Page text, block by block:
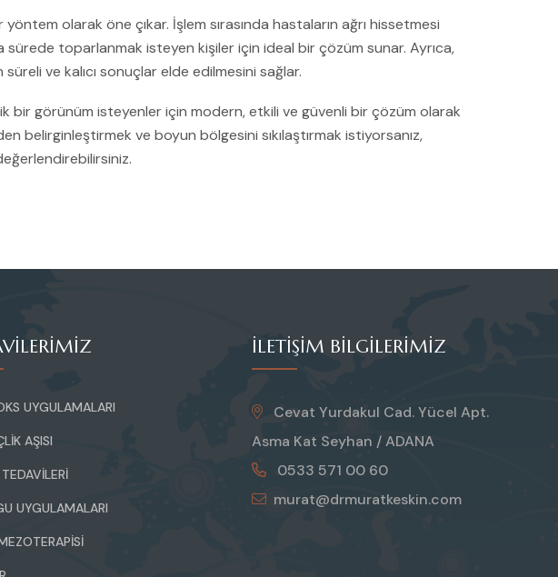
olarak öne çıkar. İşlem sırasında hastaların ağrı hissetmesi
toparlanmak isteyen kişiler için ideal bir çözüm sunar. Ayrıca,
ve kalıcı sonuçlar elde edilmesini sağlar.
bir görünüm isteyenler için modern, etkili ve güvenli bir çözüm olarak
belirginleştirmek ve boyun bölgesini sıkılaştırmak istiyorsanız,
UYGULAMALARI
AŞISI
UYGULAMALARI
İLETIŞIM BILGILERIMIZ
Cevat Yurdakul Cad. Yücel Apt.
Asma Kat Seyhan / ADANA
0533 571 00 60
murat@drmuratkeskin.com